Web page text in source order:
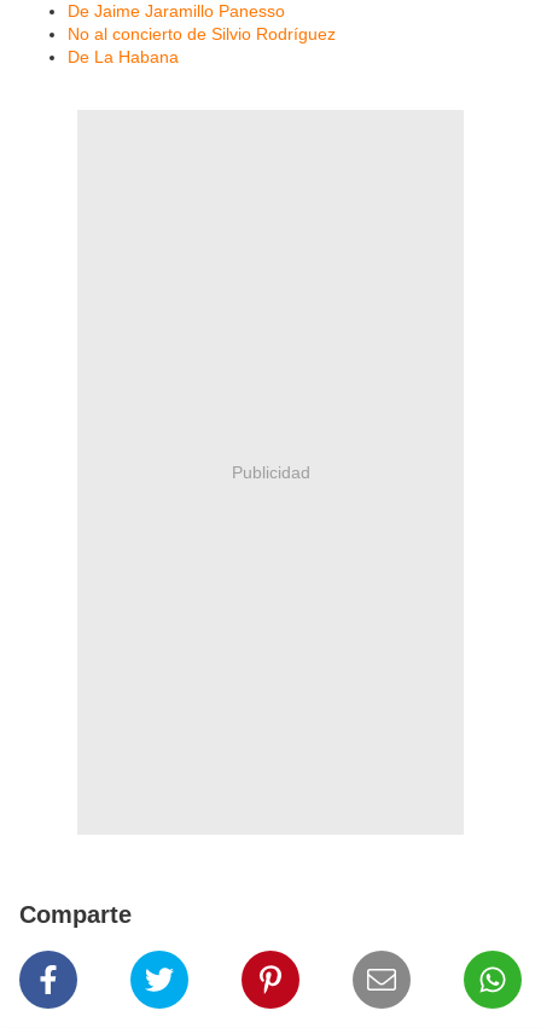
De Jaime Jaramillo Panesso
No al concierto de Silvio Rodríguez
De La Habana
Publicidad
Comparte